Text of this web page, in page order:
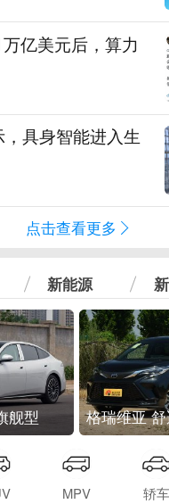
亿美元后，算力
具身智能进入生
点击查看更多
新能源
舰型 格瑞维亚
MPV 轿车